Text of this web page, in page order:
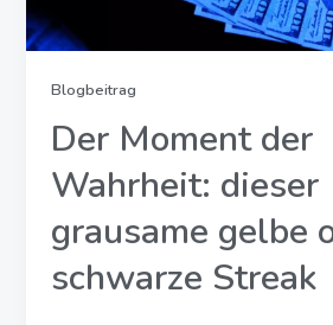
Blogbeitrag
Der Moment der
Wahrheit: dieser
grausame gelbe
schwarze Streak